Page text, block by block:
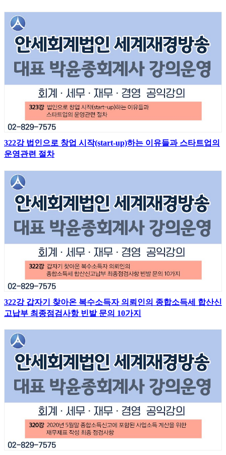
322강 법인으로 창업 시작(start-up)하는 이유들과 스타트업의
운영관련 절차
322강 갑자기 찾아온 복수소득자 의뢰인의 종합소득세 합산신
고납부 최종점검사항 빈발 문의 10가지